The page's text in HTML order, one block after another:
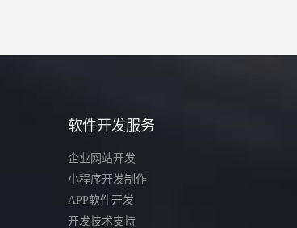
软件开发服务
企业网站开发
小程序开发制作
APP软件开发
开发技术支持